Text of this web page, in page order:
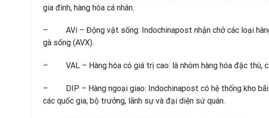
gia đình, hàng hóa cá nhân.
– AVi – Động vật sống: Indochinapost nhận chở các loại hàng
gà sống (AVX).
– VAL – Hàng hóa có giá trị cao: là nhóm hàng hóa đặc thù,
– DIP – Hàng ngoại giao: Indochinapost có hệ thống kho bãi
các quốc gia, bộ trưởng, lãnh sự và đại diện sứ quán.